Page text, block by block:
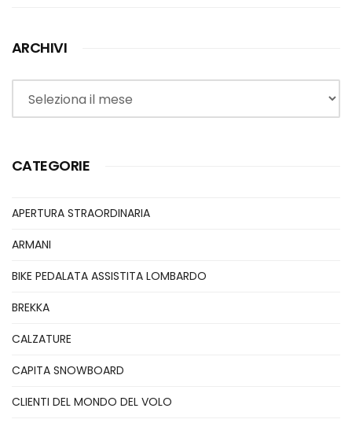
ARCHIVI
Archivi
CATEGORIE
APERTURA STRAORDINARIA
ARMANI
BIKE PEDALATA ASSISTITA LOMBARDO
BREKKA
CALZATURE
CAPITA SNOWBOARD
CLIENTI DEL MONDO DEL VOLO